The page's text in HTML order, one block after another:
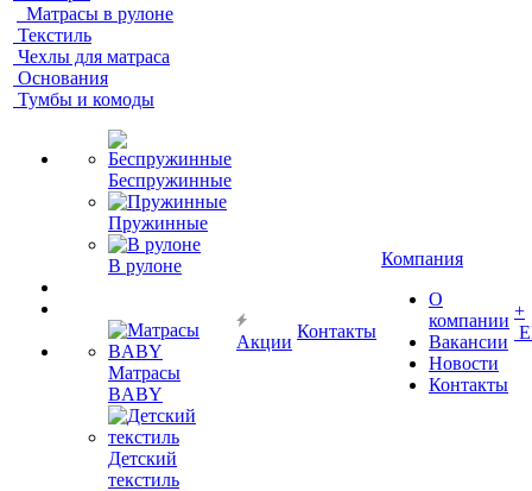
Матрасы в рулоне
Текстиль
Чехлы для матраса
Основания
Тумбы и комоды
Беспружинные
Пружинные
В рулоне
Матрасы
BABY
Детский
текстиль
Акции
Контакты
Компания
О
компании
Вакансии
Новости
Контакты
+